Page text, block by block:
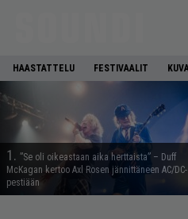
HAASTATTELU FESTIVAALIT
1. ”Se oli oikeastaan aika herttaista” – Duff
McKagan kertoo Axl Rosen jännittäneen AC/DC-
pestiään